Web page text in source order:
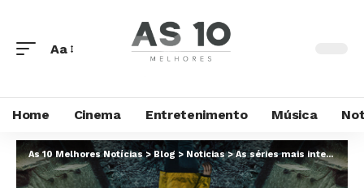
Aa
Home Cinema Entretenimento Música
As 10 Melhores Notícias>Blog > Noticias>As séries mais inteligentes da Netflix